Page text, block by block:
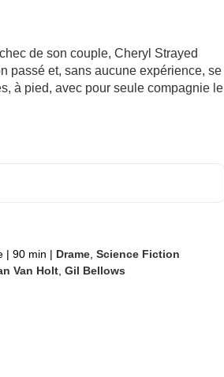
de son couple, Cheryl Strayed
passé et, sans aucune expérience, se
à pied, avec pour seule compagnie le
| 90 min | Drame, Science Fiction
Van Holt, Gil Bellows